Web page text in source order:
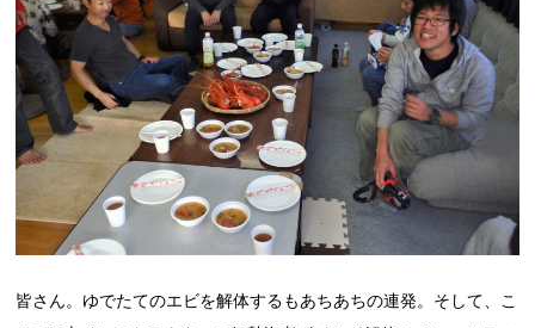
皆さん。ゆでたてのエビを解体するもあちあちの連発。そして、こ